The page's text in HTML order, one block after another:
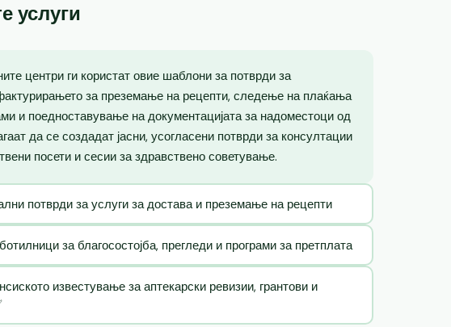
услуги
центри ги користат овие шаблони за потврди за
за преземање на рецепти, следење на плаќања
и поедноставување на документацијата за надоместоци од
да се создадат јасни, усогласени потврди за консултации
посети и сесии за здравствено советување.
потврди за услуги за достава и преземање на рецепти
за благосостојба, прегледи и програми за претплата
известување за аптекарски ревизии, грантови и